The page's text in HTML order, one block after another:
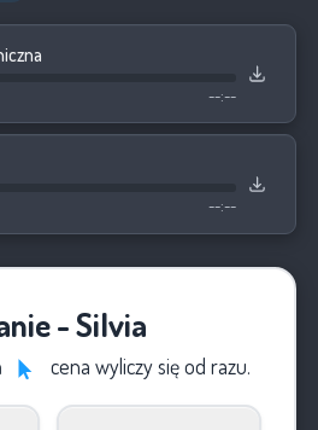
--:--
--:--
- Silvia
cena wyliczy się od razu.